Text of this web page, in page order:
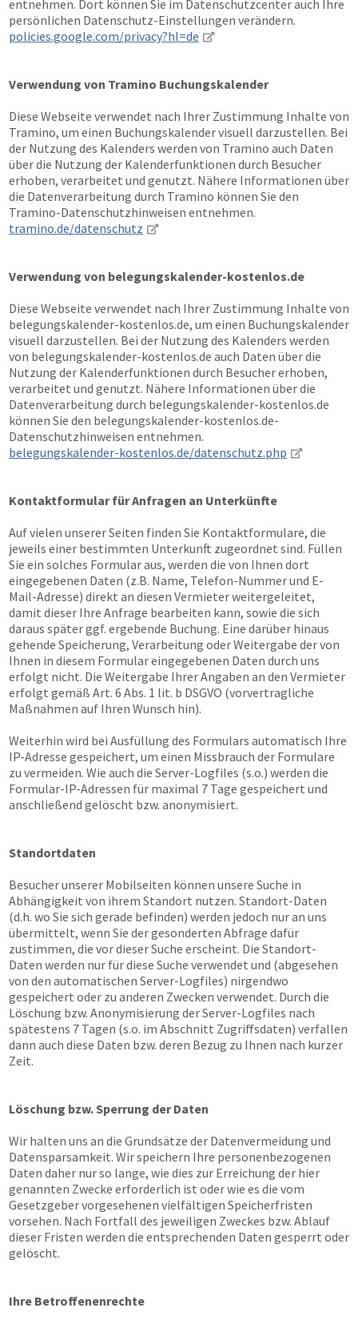
entnehmen. Dort können Sie im Datenschutzcenter auch Ihre
persönlichen Datenschutz-Einstellungen verändern.
policies.google.com/privacy?hl=de
Verwendung von Tramino Buchungskalender
Diese Webseite verwendet nach Ihrer Zustimmung Inhalte von
Tramino, um einen Buchungskalender visuell darzustellen. Bei
der Nutzung des Kalenders werden von Tramino auch Daten
über die Nutzung der Kalenderfunktionen durch Besucher
erhoben, verarbeitet und genutzt. Nähere Informationen über
die Datenverarbeitung durch Tramino können Sie den
Tramino-Datenschutzhinweisen entnehmen.
tramino.de/datenschutz
Verwendung von belegungskalender-kostenlos.de
Diese Webseite verwendet nach Ihrer Zustimmung Inhalte von
belegungskalender-kostenlos.de, um einen Buchungskalender
visuell darzustellen. Bei der Nutzung des Kalenders werden
von belegungskalender-kostenlos.de auch Daten über die
Nutzung der Kalenderfunktionen durch Besucher erhoben,
verarbeitet und genutzt. Nähere Informationen über die
Datenverarbeitung durch belegungskalender-kostenlos.de
können Sie den belegungskalender-kostenlos.de-
Datenschutzhinweisen entnehmen.
belegungskalender-kostenlos.de/datenschutz.php
Kontaktformular für Anfragen an Unterkünfte
Auf vielen unserer Seiten finden Sie Kontaktformulare, die
jeweils einer bestimmten Unterkunft zugeordnet sind. Füllen
Sie ein solches Formular aus, werden die von Ihnen dort
eingegebenen Daten (z.B. Name, Telefon-Nummer und E-
Mail-Adresse) direkt an diesen Vermieter weitergeleitet,
damit dieser Ihre Anfrage bearbeiten kann, sowie die sich
daraus später ggf. ergebende Buchung. Eine darüber hinaus
gehende Speicherung, Verarbeitung oder Weitergabe der von
Ihnen in diesem Formular eingegebenen Daten durch uns
erfolgt nicht. Die Weitergabe Ihrer Angaben an den Vermieter
erfolgt gemäß Art. 6 Abs. 1 lit. b DSGVO (vorvertragliche
Maßnahmen auf Ihren Wunsch hin).
Weiterhin wird bei Ausfüllung des Formulars automatisch Ihre
IP-Adresse gespeichert, um einen Missbrauch der Formulare
zu vermeiden. Wie auch die Server-Logfiles (s.o.) werden die
Formular-IP-Adressen für maximal 7 Tage gespeichert und
anschließend gelöscht bzw. anonymisiert.
Standortdaten
Besucher unserer Mobilseiten können unsere Suche in
Abhängigkeit von ihrem Standort nutzen. Standort-Daten
(d.h. wo Sie sich gerade befinden) werden jedoch nur an uns
übermittelt, wenn Sie der gesonderten Abfrage dafür
zustimmen, die vor dieser Suche erscheint. Die Standort-
Daten werden nur für diese Suche verwendet und (abgesehen
von den automatischen Server-Logfiles) nirgendwo
gespeichert oder zu anderen Zwecken verwendet. Durch die
Löschung bzw. Anonymisierung der Server-Logfiles nach
spätestens 7 Tagen (s.o. im Abschnitt Zugriffsdaten) verfallen
dann auch diese Daten bzw. deren Bezug zu Ihnen nach kurzer
Zeit.
Löschung bzw. Sperrung der Daten
Wir halten uns an die Grundsätze der Datenvermeidung und
Datensparsamkeit. Wir speichern Ihre personenbezogenen
Daten daher nur so lange, wie dies zur Erreichung der hier
genannten Zwecke erforderlich ist oder wie es die vom
Gesetzgeber vorgesehenen vielfältigen Speicherfristen
vorsehen. Nach Fortfall des jeweiligen Zweckes bzw. Ablauf
dieser Fristen werden die entsprechenden Daten gesperrt oder
gelöscht.
Ihre Betroffenenrechte